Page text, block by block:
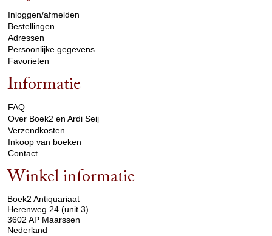
Inloggen/afmelden
Bestellingen
Adressen
Persoonlijke gegevens
Favorieten
Informatie
FAQ
Over Boek2 en Ardi Seij
Verzendkosten
Inkoop van boeken
Contact
Winkel informatie
Boek2 Antiquariaat
Herenweg 24 (unit 3)
3602 AP Maarssen
Nederland